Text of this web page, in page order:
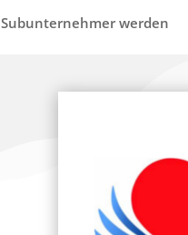
Subunternehmer werden